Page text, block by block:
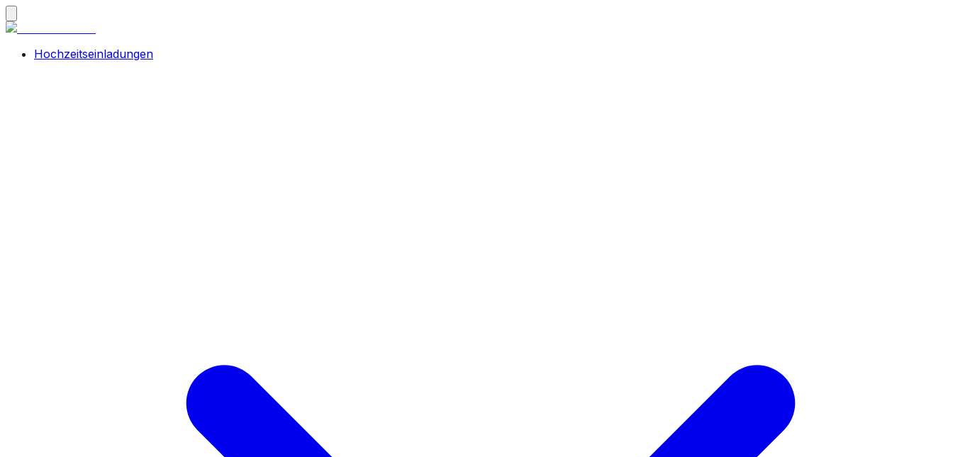
Hochzeitseinladungen